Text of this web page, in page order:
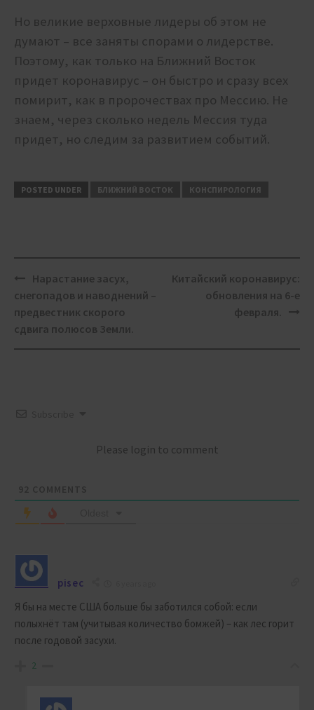
Но великие верховные лидеры об этом не
думают – все заняты спорами о лидерстве.
Поэтому, как только на Ближний Восток
придет коронавирус – он быстро и сразу всех
помирит, как в пророчествах про Мессию. Не
знаем, через сколько недель Мессия туда
придет, но следим за развитием событий.
POSTED UNDER БЛИЖНИЙ ВОСТОК КОНСПИРОЛОГИЯ
Post
navigation
Нарастание засух,
снегопадов и наводнений –
предвестник скорого
сдвига полюсов Земли.
Китайский коронавирус:
обновления на 6-е
февраля.
Please login to comment
pisec
Я бы на месте США больше бы заботился собой: если
полыхнёт там (учитывая количество бомжей) – как лес горит
после годовой засухи.
2